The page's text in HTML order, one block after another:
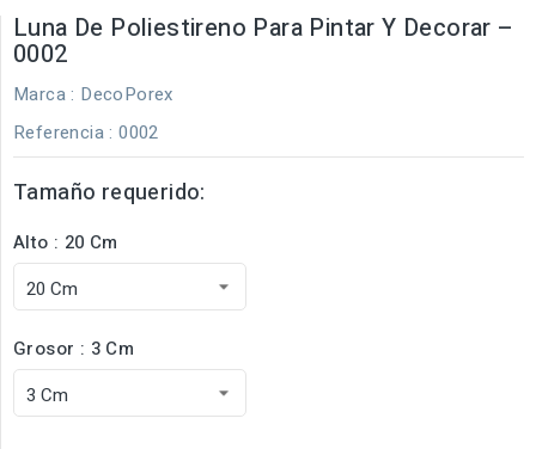
Luna De Poliestireno Para Pintar Y Decorar –
0002
Marca : DecoPorex
Referencia : 0002
Tamaño requerido:
Alto : 20 Cm
Grosor : 3 Cm